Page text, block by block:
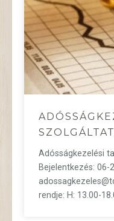
Adósságkezelési
Bejelentkezés: 06-
rendje: H: 13.00-